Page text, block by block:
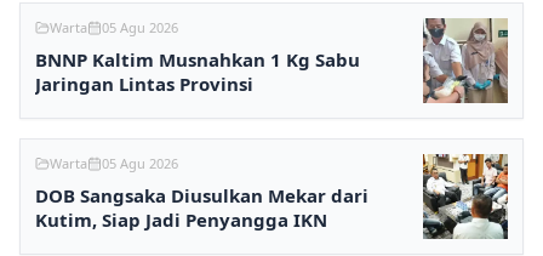
Warta 05 Agu 2026
BNNP Kaltim Musnahkan 1 Kg Sabu
Jaringan Lintas Provinsi
Warta 05 Agu 2026
DOB Sangsaka Diusulkan Mekar dari
Kutim, Siap Jadi Penyangga IKN